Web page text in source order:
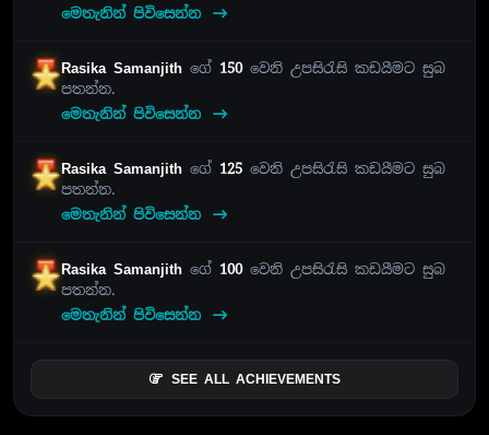
මෙතැනින් පිවිසෙන්න
Rasika Samanjithගේ 150වෙනි උපසිරැසි කඩයීමට සුබ
පතන්න.
මෙතැනින් පිවිසෙන්න
Rasika Samanjithගේ 125 වෙනි උපසිරැසි කඩයීමට සුබ
පතන්න.
මෙතැනින් පිවිසෙන්න
Rasika Samanjithගේ 100වෙනි උපසිරැසි කඩයීමට සුබ
පතන්න.
මෙතැනින් පිවිසෙන්න
SEE ALL ACHIEVEMENTS